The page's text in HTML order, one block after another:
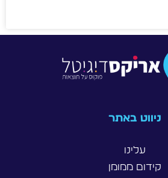
ניווט באתר
עלינו
קידום ממומן